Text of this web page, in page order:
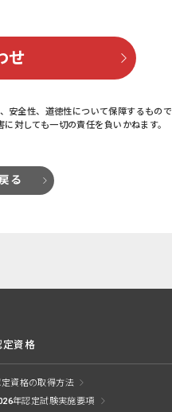
せ
全性、道徳性について保障するもので
対しても一切の責任を負いかねます。
る
定資格
資格の取得方法
年認定試験実施要項